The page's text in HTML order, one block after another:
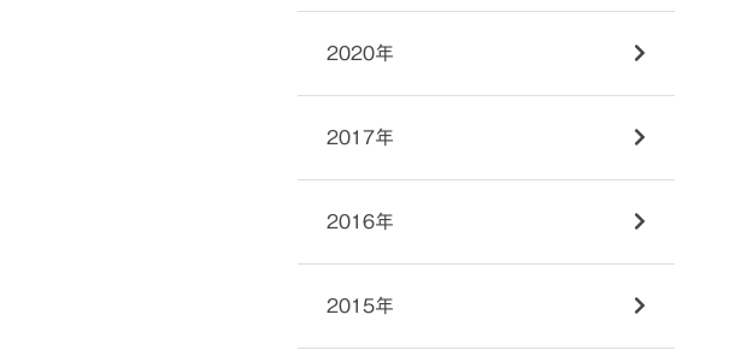
2020年
2017年
2016年
2015年